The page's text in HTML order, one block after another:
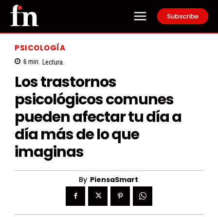
Subscribe
PSICOLOGÍA
6 min. Lectura.
Los trastornos
psicológicos comunes
pueden afectar tu día a
día más de lo que
imaginas
By PiensaSmart